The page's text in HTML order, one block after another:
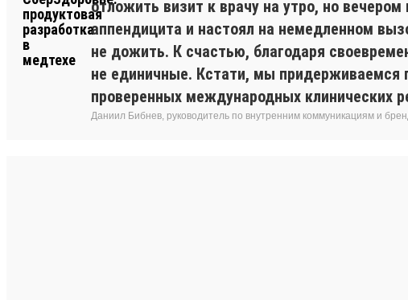
отложить визит к врачу на утро, но
аппендицита и настоял на немедленном
не дожить. К счастью, благодаря
не единичные. Кстати, мы придерживаемся
проверенных международных клинических
Даниил Бибнев, руководитель по внутренним коммуникациям и